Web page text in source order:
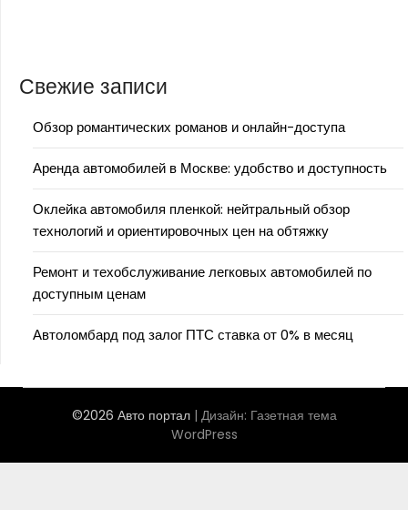
Свежие записи
Обзор романтических романов и онлайн-доступа
Аренда автомобилей в Москве: удобство и доступность
Оклейка автомобиля пленкой: нейтральный обзор
технологий и ориентировочных цен на обтяжку
Ремонт и техобслуживание легковых автомобилей по
доступным ценам
Автоломбард под залог ПТС ставка от 0% в месяц
©2026 Авто портал | Дизайн: Газетная тема
WordPress